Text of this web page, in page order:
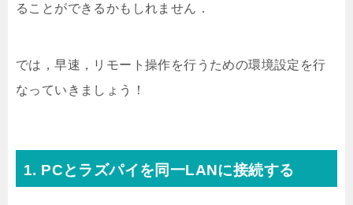
ることができるかもしれません．
では，早速，リモート操作を行うための環境設定を行
なっていきましょう！
1. PCとラズパイを同一LANに接続する